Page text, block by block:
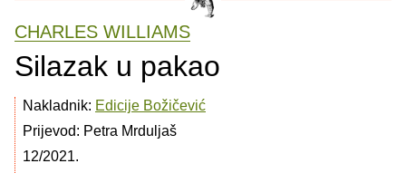
CHARLES WILLIAMS
Silazak u pakao
Nakladnik: Edicije Božičević
Prijevod: Petra Mrduljaš
12/2021.